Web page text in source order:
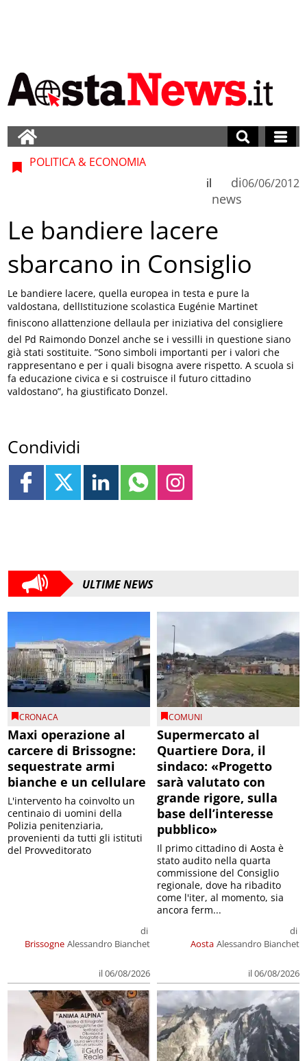
POLITICA & ECONOMIA
di
news
il 06/06/2012
Le bandiere lacere
sbarcano in Consiglio
Le bandiere lacere, quella europea in testa e pure la
valdostana, dellIstituzione scolastica Eugénie Martinet
finiscono allattenzione dellaula per iniziativa del consigliere
del Pd Raimondo Donzel anche se i vessilli in questione siano
già stati sostituite. ”Sono simboli importanti per i valori che
rappresentano e per i quali bisogna avere rispetto. A scuola si
fa educazione civica e si costruisce il futuro cittadino
valdostano”, ha giustificato Donzel.
Condividi
ULTIME NEWS
CRONACA
Maxi operazione al
carcere di Brissogne:
sequestrate armi
bianche e un cellulare
Brissogne
di
Alessandro Bianchet
il 06/08/2026
L'intervento ha coinvolto un
centinaio di uomini della
Polizia penitenziaria,
provenienti da tutti gli istituti
del Provveditorato
COMUNI
Supermercato al
Quartiere Dora, il
sindaco: «Progetto
sarà valutato con
grande rigore, sulla
base dell’interesse
pubblico»
Aosta
di
Alessandro Bianchet
il 06/08/2026
Il primo cittadino di Aosta è
stato audito nella quarta
commissione del Consiglio
regionale, dove ha ribadito
come l'iter, al momento, sia
ancora ferm...